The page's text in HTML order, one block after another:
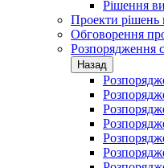
Рішення
Проекти рішень
Обговорення
Розпорядження
Назад